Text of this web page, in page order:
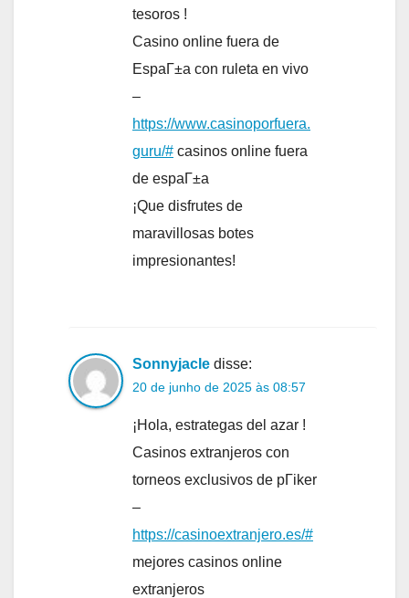
tesoros !
Casino online fuera de
EspaГ±a con ruleta en vivo
–
https://www.casinoporfuera.
guru/# casinos online fuera
de espaГ±a
¡Que disfrutes de
maravillosas botes
impresionantes!
Sonnyjacle disse:
20 de junho de 2025 às 08:57
¡Hola, estrategas del azar !
Casinos extranjeros con
torneos exclusivos de pГіker
–
https://casinoextranjero.es/#
mejores casinos online
extranjeros